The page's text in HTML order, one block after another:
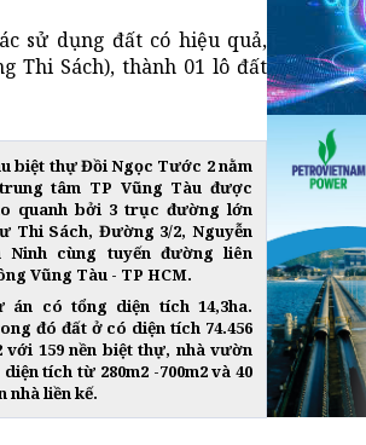
sử dụng đất có hiệu quả,
Thi Sách), thành 01 lô đất
biệt thự Đồi Ngọc Tước 2nằm
tâm TP Vũng Tàu được
quanh bởi 3 trục đường lớn
Thi Sách, Đường 3/2, Nguyễn
Ninh cùng tuyến đường liên
Vũng Tàu - TP HCM.
án có tổng diện tích 14,3ha.
đó đất ở có diện tích 74.456
với 159 nền biệt thự, nhà vườn
tích từ 280m2 -700m2 và 40
nhà liền kế.